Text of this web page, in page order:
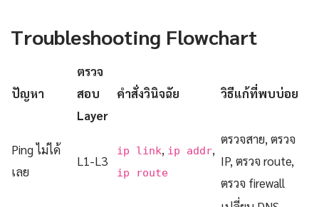
Troubleshooting Flowchart
ปัญหา
ตรวจ
สอบ
Layer
คำสั่งวินิจฉัย วิธีแก้ที่พบบ่อย
Ping ไม่ได้
เลย
L1-L3
ip link, ip addr,
ip route
ตรวจสาย, ตรวจ
IP, ตรวจ route,
ตรวจ firewall